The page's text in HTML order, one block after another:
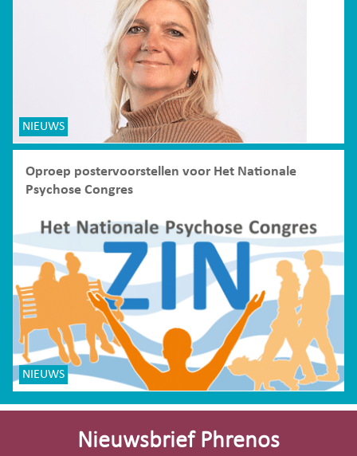
NIEUWS
Oproep postervoorstellen voor Het Nationale
Psychose Congres
NIEUWS
Site-
Nieuwsbrief Phrenos